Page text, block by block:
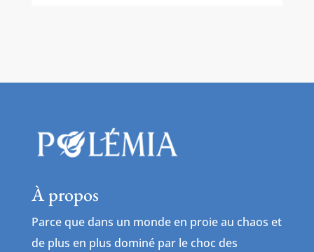
À propos
Parce que dans un monde en proie au chaos et
de plus en plus dominé par le choc des